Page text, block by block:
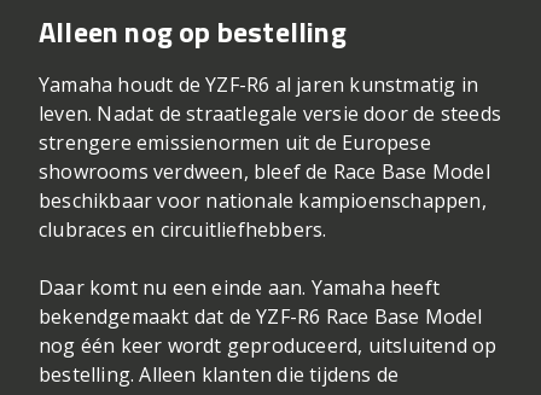
Alleen nog op bestelling
Yamaha houdt de YZF-R6 al jaren kunstmatig in
leven. Nadat de straatlegale versie door de steeds
strengere emissienormen uit de Europese
showrooms verdween, bleef de Race Base Model
beschikbaar voor nationale kampioenschappen,
clubraces en circuitliefhebbers.
Daar komt nu een einde aan. Yamaha heeft
bekendgemaakt dat de YZF-R6 Race Base Model
nog één keer wordt geproduceerd, uitsluitend op
bestelling. Alleen klanten die tijdens de